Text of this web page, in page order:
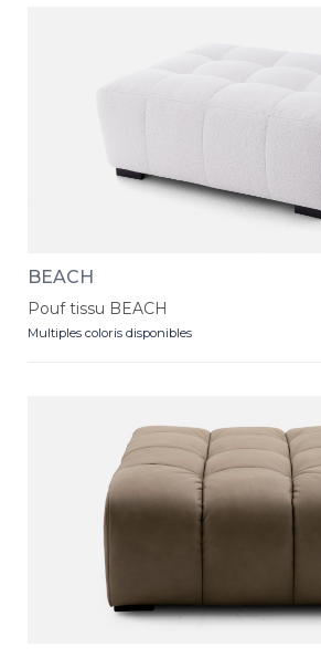
BEACH
Pouf tissu BEACH
Multiples coloris disponibles